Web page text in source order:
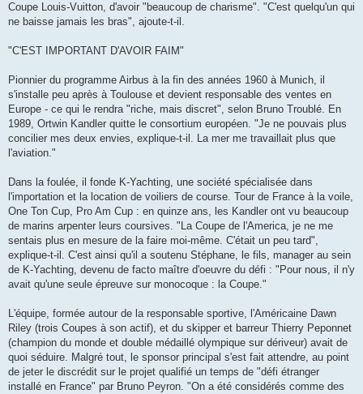
Coupe Louis-Vuitton, d'avoir "beaucoup de charisme". "C'est quelqu'un qui
ne baisse jamais les bras", ajoute-t-il.
"C'EST IMPORTANT D'AVOIR FAIM"
Pionnier du programme Airbus à la fin des années 1960 à Munich, il
s'installe peu après à Toulouse et devient responsable des ventes en
Europe - ce qui le rendra "riche, mais discret", selon Bruno Troublé. En
1989, Ortwin Kandler quitte le consortium européen. "Je ne pouvais plus
concilier mes deux envies, explique-t-il. La mer me travaillait plus que
l'aviation."
Dans la foulée, il fonde K-Yachting, une société spécialisée dans
l'importation et la location de voiliers de course. Tour de France à la voile,
One Ton Cup, Pro Am Cup : en quinze ans, les Kandler ont vu beaucoup
de marins arpenter leurs coursives. "La Coupe de l'America, je ne me
sentais plus en mesure de la faire moi-même. C'était un peu tard",
explique-t-il. C'est ainsi qu'il a soutenu Stéphane, le fils, manager au sein
de K-Yachting, devenu de facto maître d'oeuvre du défi : "Pour nous, il n'y
avait qu'une seule épreuve sur monocoque : la Coupe."
L'équipe, formée autour de la responsable sportive, l'Américaine Dawn
Riley (trois Coupes à son actif), et du skipper et barreur Thierry Peponnet
(champion du monde et double médaillé olympique sur dériveur) avait de
quoi séduire. Malgré tout, le sponsor principal s'est fait attendre, au point
de jeter le discrédit sur le projet qualifié un temps de "défi étranger
installé en France" par Bruno Peyron. "On a été considérés comme des